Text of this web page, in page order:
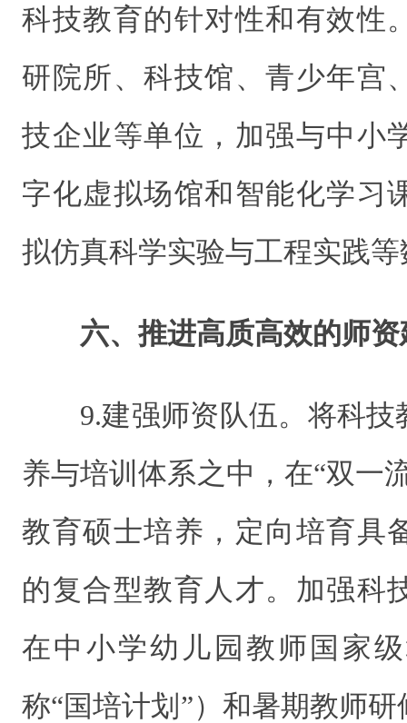
科技教育的针对性和有效性
研院所、科技馆、青少年宫
技企业等单位，加强与中小
字化虚拟场馆和智能化学习
拟仿真科学实验与工程实践
六、推进高质高效的师
9.建强师资队伍。将科
养与培训体系之中，在“双一
教育硕士培养，定向培育具
的复合型教育人才。加强科
在中小学幼儿园教师国家
称“国培计划”）和暑期教师